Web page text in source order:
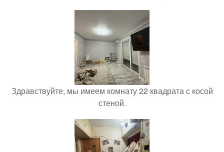
Здравствуйте, мы имеем комнату 22 квадрата с косой
стеной.